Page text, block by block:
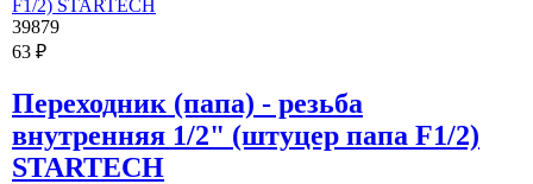
39879
63 ₽
Переходник (папа) - резьба
внутренняя 1/2" (штуцер папа F1/2)
STARTECH